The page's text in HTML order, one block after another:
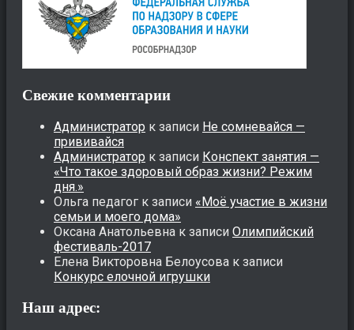
Свежие комментарии
Администратор к записи Не сомневайся —
прививайся
Администратор к записи Конспект занятия —
«Что такое здоровый образ жизни? Режим
дня.»
Ольга педагог к записи «Моё участие в жизни
семьи и моего дома»
Оксана Анатольевна к записи Олимпийский
фестиваль-2017
Елена Викторовна Белоусова к записи
Конкурс елочной игрушки
Наш адрес: